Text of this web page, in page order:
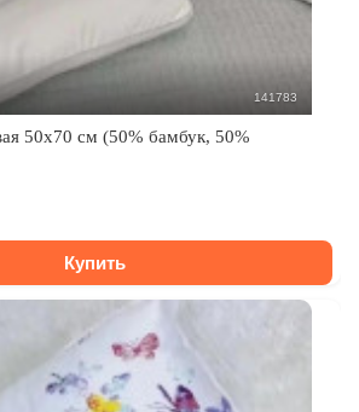
141783
50x70 см (50% бамбук, 50%
Купить